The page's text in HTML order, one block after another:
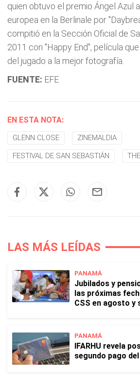
quien obtuvo el premio Ángel Azul
europea en la Berlinale por
compitió en la Sección Oficial de
2011 con "Happy End", película
del jugado a la mejor fotografía.
FUENTE: EFE
EN ESTA NOTA:
GLENN CLOSE ZINEMALDIA
FESTIVAL DE SAN SEBASTIÁN
LAS MÁS LEÍDAS
PANAMÁ
Jubilados y
las próximas
CSS en agosto y
PANAMÁ
IFARHU revela
segundo pago